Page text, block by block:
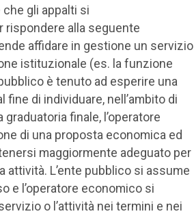
gli appalti si
rispondere alla seguente
affidare in gestione un servizio
istituzionale (es. la funzione
è tenuto ad esperire una
di individuare, nell’ambito di
finale, l’operatore
di una proposta economica ed
maggiormente adeguato per
attività. L’ente pubblico si assume
e l’operatore economico si
o l’attività nei termini e nei